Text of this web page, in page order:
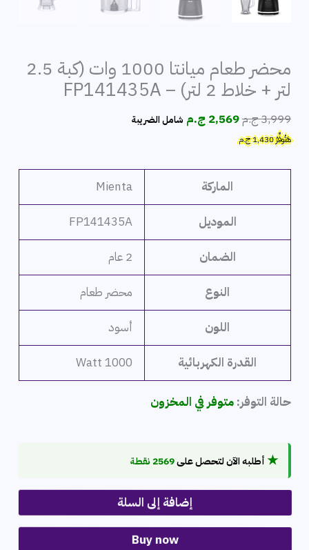
محضر طعام ميانتا 1000 وات (كبة 2.5
لتر + خلاط 2 لتر) – FP141435A
3,999ج.مالسعر
الأصلي
2,569 ج.م السعر
شامل الضريبة
هَتُوفِّرُ1,430ج.م
الماركة Mienta
الموديل FP141435A
الضمان 2 عام
النوع محضر طعام
اللون أسود
القدرة الكهربائية 1000 Watt
حالة التوفر: متوفر في المخزون
★أطلبه الآن لتحصل على2569 نقطة
إضافة إلى السلة
Buy now